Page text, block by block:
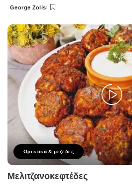
Posted
George Zolis
Ορεκτικα & μεζεδες
Μελιτζανοκεφτέδες